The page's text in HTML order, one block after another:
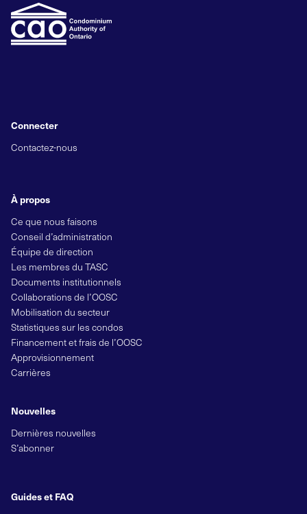
À propos
Ce que nous faisons
Conseil d’administration
Équipe de direction
Les membres du TASC
Documents institutionnels
Collaborations de l’OOSC
Mobilisation du secteur
Statistiques sur les condos
Financement et frais de l’OOSC
Approvisionnement
Carrières
Nouvelles
Dernières nouvelles
S’abonner
Guides et FAQ
Connecter
Contactez-nous